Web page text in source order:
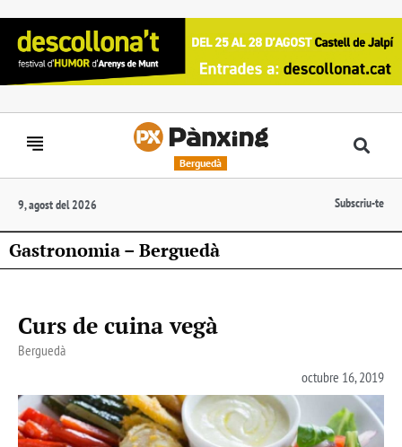
Berguedà
9, agost del 2026 Subscriu-te
Gastronomia – Berguedà
Curs de cuina vegà
Berguedà
octubre 16, 2019